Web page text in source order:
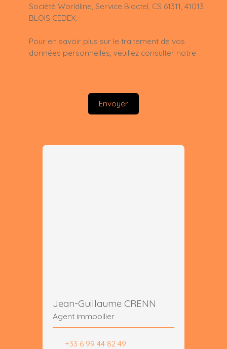
Société Worldline, Service Bloctel, CS 61311, 41013
BLOIS CEDEX.
Pour en savoir plus sur le traitement de vos
données personnelles, veuillez consulter notre
.
Envoyer
Jean-Guillaume CRENN
Agent immobilier
+33 6 99 44 82 49